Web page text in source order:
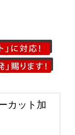
カット加